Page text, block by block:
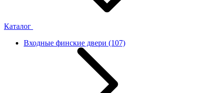
Каталог
Входные финские двери (107)